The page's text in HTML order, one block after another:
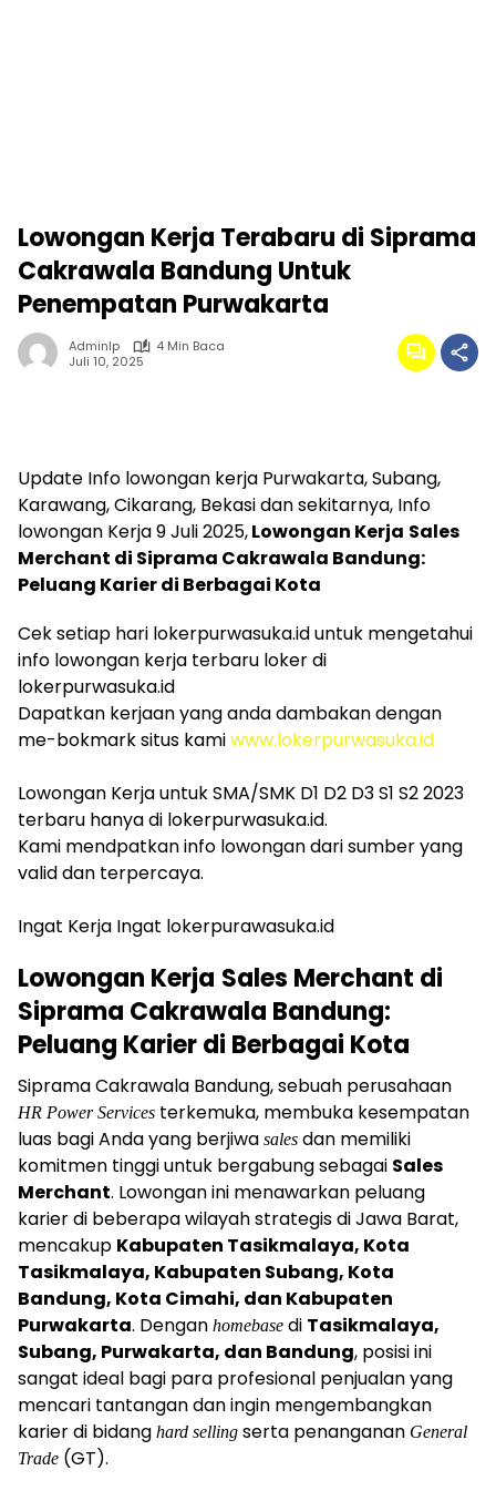
Lowongan Kerja Terabaru di Siprama
Cakrawala Bandung Untuk
Penempatan Purwakarta
Adminlp
4 Min Baca
Juli 10, 2025
Update Info lowongan kerja Purwakarta, Subang,
Karawang, Cikarang, Bekasi dan sekitarnya, Info
lowongan Kerja 9 Juli 2025,Lowongan Kerja Sales
Merchant di Siprama Cakrawala Bandung:
Peluang Karier di Berbagai Kota
Cek setiap hari lokerpurwasuka.id untuk mengetahui
info lowongan kerja terbaru loker di
lokerpurwasuka.id
Dapatkan kerjaan yang anda dambakan dengan
me-bokmark situs kamiwww.lokerpurwasuka.id
Lowongan Kerja untuk SMA/SMK D1 D2 D3 S1 S2 2023
terbaru hanya di lokerpurwasuka.id.
Kami mendpatkan info lowongan dari sumber yang
valid dan terpercaya.
Ingat Kerja Ingat lokerpurawasuka.id
Lowongan Kerja Sales Merchant di
Siprama Cakrawala Bandung:
Peluang Karier di Berbagai Kota
Siprama Cakrawala Bandung, sebuah perusahaan
HR Power Services terkemuka, membuka kesempatan
luas bagi Anda yang berjiwa sales dan memiliki
komitmen tinggi untuk bergabung sebagai Sales
Merchant. Lowongan ini menawarkan peluang
karier di beberapa wilayah strategis di Jawa Barat,
mencakup Kabupaten Tasikmalaya, Kota
Tasikmalaya, Kabupaten Subang, Kota
Bandung, Kota Cimahi, dan Kabupaten
Purwakarta. Dengan homebase di Tasikmalaya,
Subang, Purwakarta, dan Bandung, posisi ini
sangat ideal bagi para profesional penjualan yang
mencari tantangan dan ingin mengembangkan
karier di bidang hard selling serta penanganan General
Trade (GT).